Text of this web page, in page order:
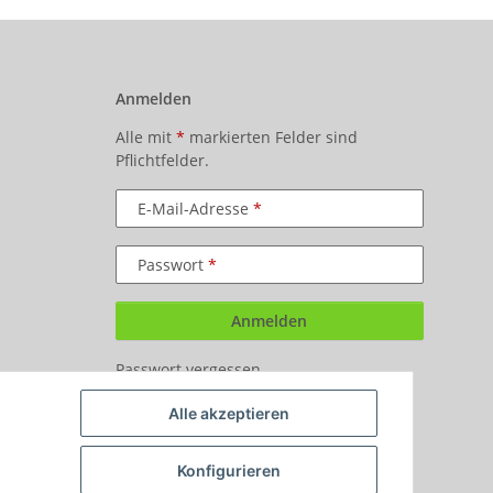
Alle akzeptieren
Konfigurieren
Anmelden
Alle mit * markierten Felder sind
Pflichtfelder.
E-Mail-Adresse
Passwort
Anmelden
Passwort vergessen